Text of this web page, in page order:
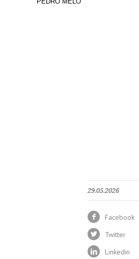
29.05.2026
Facebook
Twitter
Linkedin